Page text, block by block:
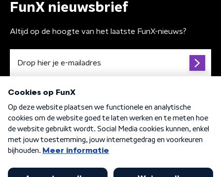
FunX nieuwsbrief
Altijd op de hoogte van het laatste FunX-nieuws?
Algemene voorwaarden Privacybeleid